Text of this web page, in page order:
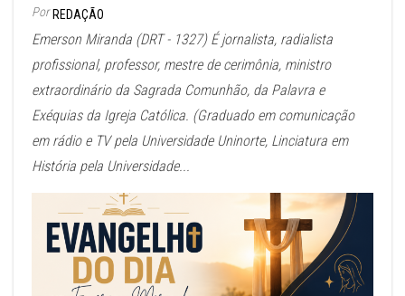
Por REDAÇÃO
Emerson Miranda (DRT - 1327) É jornalista, radialista
profissional, professor, mestre de cerimônia, ministro
extraordinário da Sagrada Comunhão, da Palavra e
Exéquias da Igreja Católica. (Graduado em comunicação
em rádio e TV pela Universidade Uninorte, Linciatura em
História pela Universidade...